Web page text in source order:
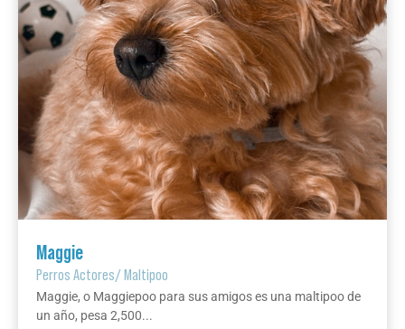
Maggie
Perros Actores/Maltipoo
Maggie, o Maggiepoo para sus amigos es una maltipoo de
un año, pesa 2,500...